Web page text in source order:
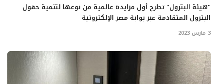
"هيئة البترول" تطرح أول مزايدة عالمية من نوعها لتنمية حقول
البترول المتقادمة عبر بوابة مصر الإلكترونية
3 مارس 2023